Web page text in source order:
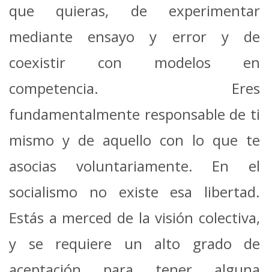
que quieras, de experimentar
mediante ensayo y error y de
coexistir con modelos en
competencia. Eres
fundamentalmente responsable de ti
mismo y de aquello con lo que te
asocias voluntariamente. En el
socialismo no existe esa libertad.
Estás a merced de la visión colectiva,
y se requiere un alto grado de